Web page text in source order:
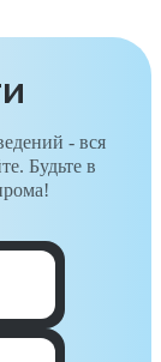
- вся
Будьте в